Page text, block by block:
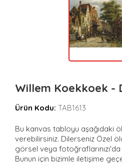
Willem Koekkoek -
Ürün Kodu: TAB1613
Bu kanvas tabloyu aşağıdaki
verebilirsiniz. Dilerseniz Özel
görsel veya
Bunun için bizimle iletişime